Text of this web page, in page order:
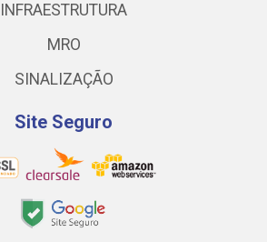
INFRAESTRUTURA
MRO
SINALIZAÇÃO
Site Seguro